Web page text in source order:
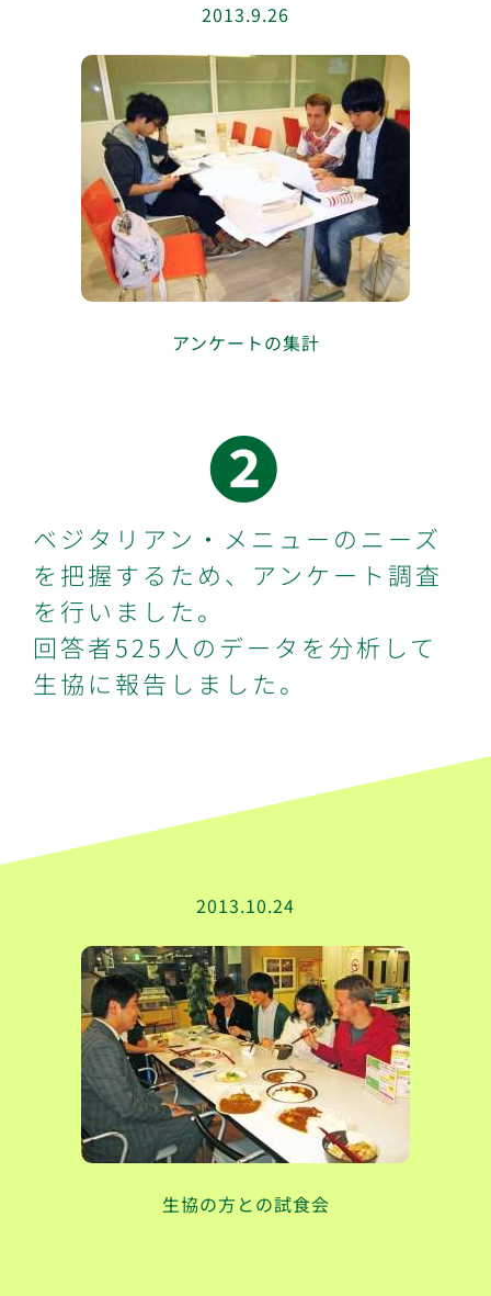
2013.9.26
アンケートの集計
➋
ベジタリアン・メニューのニーズ
を把握するため、アンケート調査
を行いました。
回答者525人のデータを分析して
生協に報告しました。
2013.10.24
生協の方との試食会